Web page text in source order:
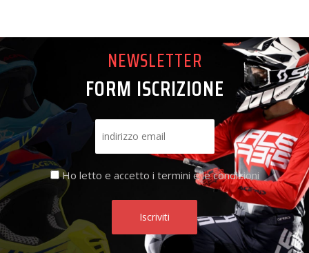
NEWSLETTER
FORM ISCRIZIONE
Ho letto e accetto i termini e le condizioni